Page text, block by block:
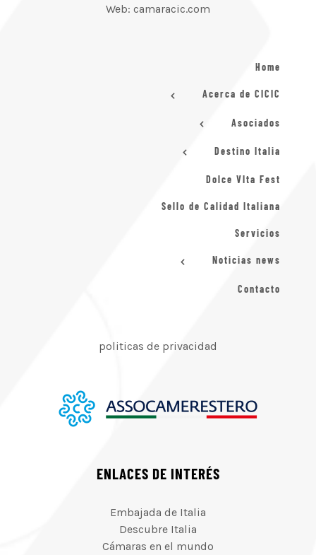
Web: camaracic.com
Home
Acerca de CICIC
Asociados
Destino Italia
Dolce VIta Fest
Sello de Calidad Italiana
Servicios
Noticias news
Contacto
politicas de privacidad
ENLACES DE INTERÉS
Embajada de Italia
Descubre Italia
Cámaras en el mundo